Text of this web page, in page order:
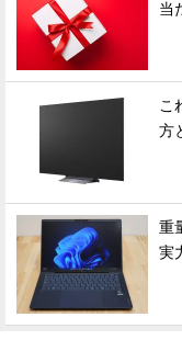
当
こ
方
重
実